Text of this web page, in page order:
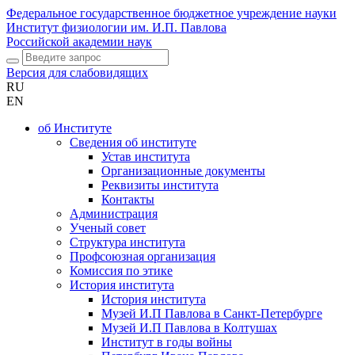
Федеральное государственное бюджетное учреждение науки
Институт физиологии им. И.П. Павлова
Российской академии наук
Версия для слабовидящих
RU
EN
об Институте
Сведения об институте
Устав института
Организационные документы
Реквизиты института
Контакты
Администрация
Ученый совет
Структура института
Профсоюзная организация
Комиссия по этике
История института
История института
Музей И.П Павлова в Санкт-Петербурге
Музей И.П Павлова в Колтушах
Институт в годы войны